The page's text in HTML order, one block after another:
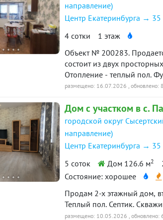
направление)
Центр Екатеринбурга →
4 сотки
1 этаж
Объект № 200283.
состоит из двух
Отопление - теплый пол. Фундамент ленточный.
15 квт. Чистая продажа,
размещено: 16.07.2026 , обновлено:
Дом с участком в с.
городской округ
направление)
Центр Екатеринбурга →
5 соток
Дом 126.6 м2
Состояние: хорошее
Продам 2-х этажный дом,
Теплый пол. Септик.
размещено: 10.05.2026 ,